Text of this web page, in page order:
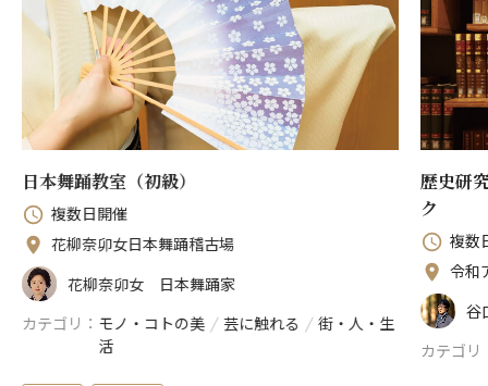
日本舞踊教室（初級）
複数日開催
花柳奈卯女日本舞踊稽古場
花柳奈卯女 日本舞踊家
カテゴリ
モノ・コトの美 / 芸に触れる / 街・人・生
活
歴史研
ク
複数
令和
谷
カテゴリ